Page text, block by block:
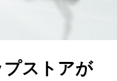
ストアが